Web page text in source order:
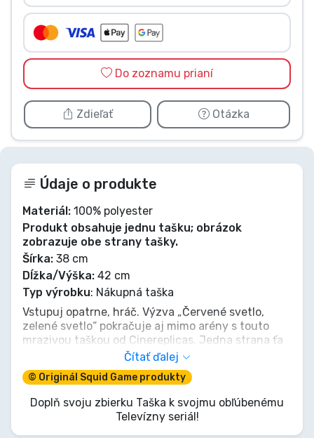
Do zoznamu prianí
Zdieľať Otázka
Údaje o produkte
Materiál: 100% polyester
Produkt obsahuje jednu tašku; obrázok
zobrazuje obe strany tašky.
Šírka: 38 cm
Dĺžka/Výška: 42 cm
Typ výrobku: Nákupná taška
Vstupuj opatrne, hráč. Výzva „Červené svetlo,
zelené svetlo“ pokračuje aj mimo arény s touto
mrazivou taškou od Cinereplicas. Jedna strana ťa
zmrazí Červeným svetlom, druhá ťa poháňa vpred
Zeleným svetlom, obe pod jej znepokojivým
pohľadom. Nos svoje nevyhnutnosti, ale pamätaj
na pravidlá: stoj, keď treba, inak sa pohybuj
rozhodne. Dokáž svoju odvahu a uchmatni si tento
Čítať ďalej
© Originál Squid Game produkty
Doplň svoju zbierku Taška k svojmu obľúbenému
Televízny seriál!